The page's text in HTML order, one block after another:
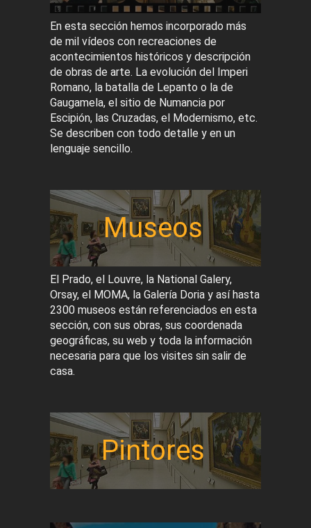
En esta sección hemos incorporado más
de mil vídeos con recreaciones de
acontecimientos históricos y descripción
de obras de arte. La evolución del Imperi
Romano, la batalla de Lepanto o la de
Gaugamela, el sitio de Numancia por
Escipión, las Cruzadas, el Modernismo, etc.
Se describen con todo detalle y en un
lenguaje sencillo.
Museos
El Prado, el Louvre, la National Galery,
Orsay, el MOMA, la Galería Doria y así hasta
2300 museos están referenciados en esta
sección, con sus obras, sus coordenada
geográficas, su web y toda la información
necesaria para que los visites sin salir de
casa.
Pintores